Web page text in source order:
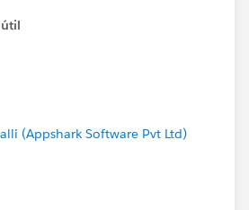
(Appshark Software Pvt Ltd)